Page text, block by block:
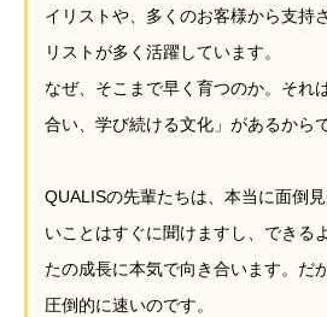
イリストや、多くのお客様から支持
リストが多く活躍しています。
なぜ、そこまで早く育つのか。それ
合い、学び続ける文化」があるからで
QUALISの先輩たちは、本当に面倒
いことはすぐに聞けますし、できる
たの成長に本気で向き合います。だ
圧倒的に速いのです。